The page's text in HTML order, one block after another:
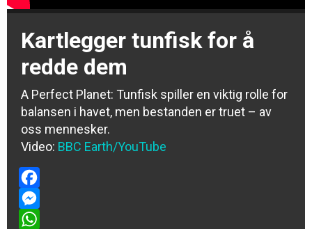
Kartlegger tunfisk for å
redde dem
A Perfect Planet: Tunfisk spiller en viktig rolle for
balansen i havet, men bestanden er truet – av
oss mennesker.
Video: BBC Earth/YouTube
Facebook
Messenger